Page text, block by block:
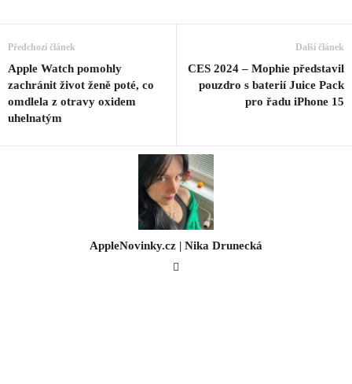
Předchozí článek
Apple Watch pomohly
zachránit život ženě poté, co
omdlela z otravy oxidem
uhelnatým
Další článek
CES 2024 – Mophie představil
pouzdro s baterií Juice Pack
pro řadu iPhone 15
AppleNovinky.cz | Nika Drunecká